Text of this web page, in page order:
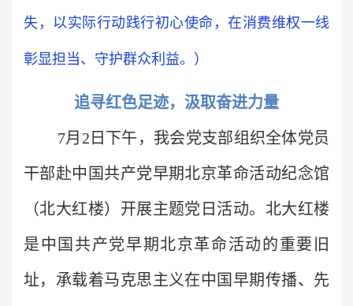
失，以实际行动践行初心使命，在消费维权一线
彰显担当、守护群众利益。）
追寻红色足迹，汲取奋进力量
7月2日下午，我会党支部组织全体党员
干部赴中国共产党早期北京革命活动纪念馆
（北大红楼）开展主题党日活动。北大红楼
是中国共产党早期北京革命活动的重要旧
址，承载着马克思主义在中国早期传播、先